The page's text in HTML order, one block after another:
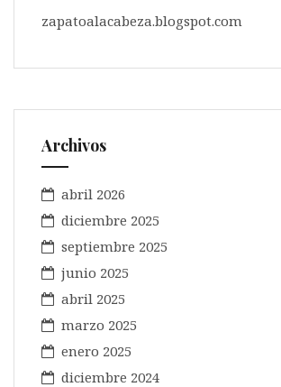
zapatoalacabeza.blogspot.com
Archivos
abril 2026
diciembre 2025
septiembre 2025
junio 2025
abril 2025
marzo 2025
enero 2025
diciembre 2024